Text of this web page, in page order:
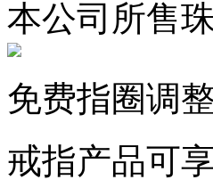
本公司所售
免费指圈调
戒指产品可